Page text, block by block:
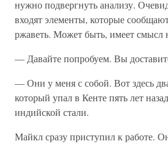
нужно подвергнуть анализу.
входят элементы, которые
ржаветь. Может быть, имеет смысл
— Давайте попробуем. Вы
— Они у меня с собой. Вот здесь
который упал в Кенте пять лет
индийской стали.
Майкл сразу приступил к работе.